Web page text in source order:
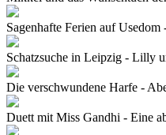
Sagenhafte Ferien auf
Schatzsuche in Leipzig - Lilly
Die verschwundene Harfe -
Duett mit Miss Gandhi - Eine